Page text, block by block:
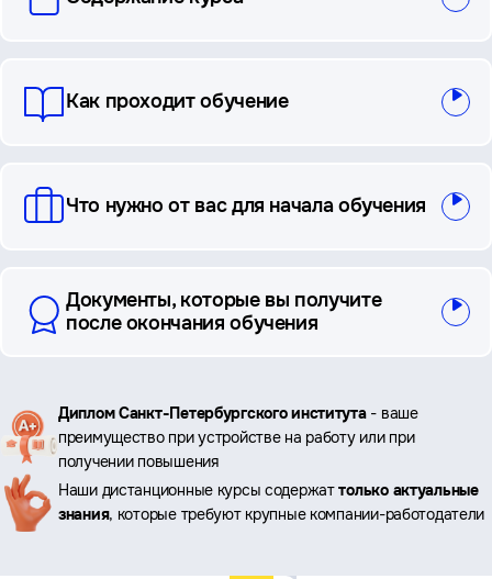
Как проходит обучение
Что нужно от вас для начала обучения
Документы, которые вы получите
после окончания обучения
Ключевые
преимущества
Диплом Санкт-Петербургского института- ваше
преимущество при устройстве на работу или при
получении повышения
Наши дистанционные курсы содержаттолько актуальные
знания, которые требуют крупные компании-работодатели